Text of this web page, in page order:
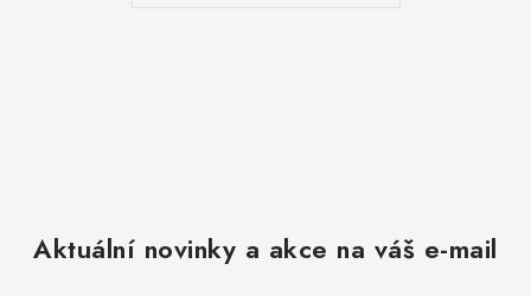
Aktuální novinky a akce na váš e-mail